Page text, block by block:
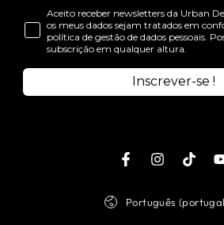
Aceito receber newsletters da Urban
os meus dados sejam tratados em
política de gestão de dados pessoais.
subscrição em qualquer altura.
Inscrever-se !
FacebookInstagramTikTok
Português